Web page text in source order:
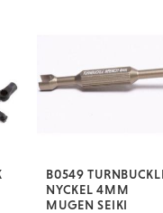
B0549
NYCKEL 4MM
MUGEN SEIKI